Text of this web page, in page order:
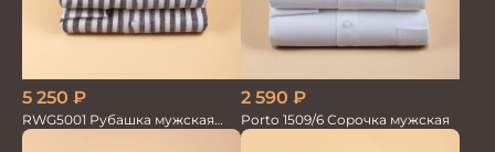
5 250 ₽
RWG5001 Рубашка мужская
дл.рукав беж. в полоску 100%
2 590 ₽
Porto 1509/6 Сорочка мужская